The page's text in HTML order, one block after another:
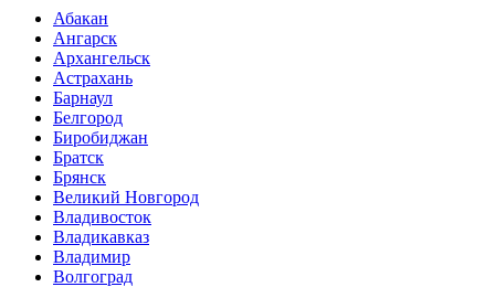
Абакан
Ангарск
Архангельск
Астрахань
Барнаул
Белгород
Биробиджан
Братск
Брянск
Великий Новгород
Владивосток
Владикавказ
Владимир
Волгоград